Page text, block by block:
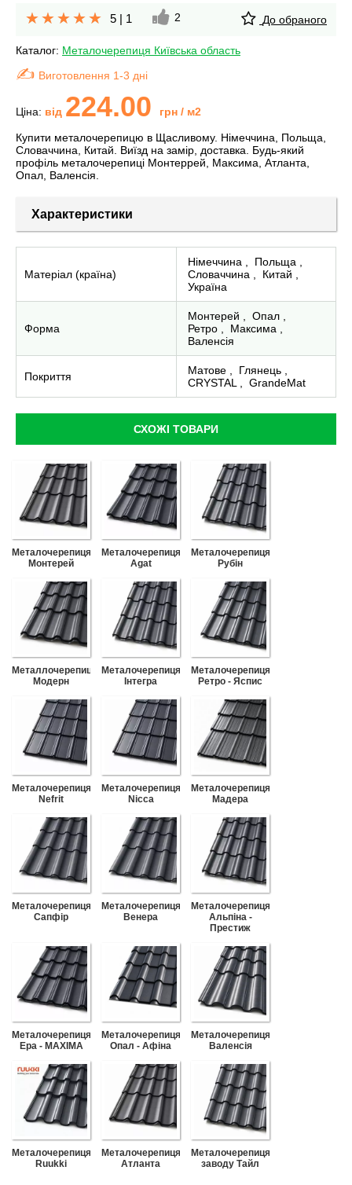
5 | 1 2 До обраного
Каталог: Металочерепиця Київська область
Виготовлення 1-3 дні
Ціна: від 224.00 грн / м2
Купити металочерепицю в Щасливому. Німеччина, Польща,
Словаччина, Китай. Виїзд на замір, доставка. Будь-який
профіль металочерепиці Монтеррей, Максима, Атланта,
Опал, Валенсія.
Характеристики
Матеріал (країна)
Німеччина Польща
Словаччина
Китай
Україна
Форма
Монтерей Опал
Ретро
Максима
Валенсія
Покриття Матове Глянець
CRYSTAL
GrandeMat
СХОЖІ ТОВАРИ
Металочерепиця
Монтерей
Металочерепиця
Agat
Металочерепиця
Рубiн
Металлочерепиця
Модерн
Металочерепиця
Інтегра
Металочерепиця
Ретро - Яспис
Металочерепиця
Nefrit
Металочерепиця
Nicca
Металочерепиця
Мадера
Металочерепиця
Сапфір
Металочерепиця
Венера
Металочерепиця
Альпіна -
Престиж
Металочерепиця
Ера - MAXIMA
Металочерепиця
Опал - Афіна
Металочерепиця
Валенсія
Металочерепиця
Ruukki
Металочерепиця
Атланта
Металочерепиця
заводу Тайл